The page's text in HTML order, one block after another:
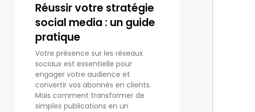
Réussir votre stratégie
social media : un guide
pratique
Votre présence sur les réseaux
sociaux est essentielle pour
engager votre audience et
convertir vos abonnés en clients.
Mais comment transformer de
simples publications en un